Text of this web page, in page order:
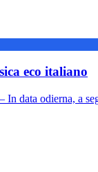
eco italiano
In data odierna, a